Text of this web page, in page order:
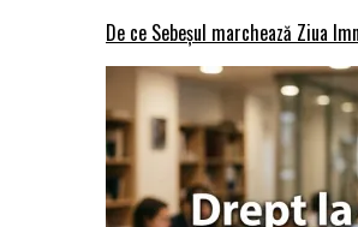
De ce Sebeșul marchează Ziua